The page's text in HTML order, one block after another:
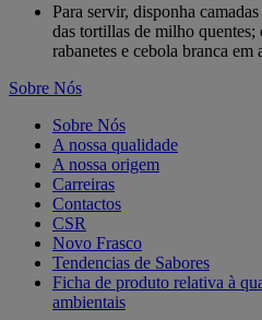
Para servir, disponha
das tortillas de milho
rabanetes e cebola branca em
Sobre Nós
Sobre Nós
A nossa qualidade
A nossa origem
Carreiras
Contactos
CSR
Novo Frasco
Tendencias de Sabores
Ficha de produto relativa à
ambientais